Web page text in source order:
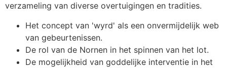
verzameling van diverse overtuigingen en tradities.
Het concept van 'wyrd' als een onvermijdelijk web
van gebeurtenissen.
De rol van de Nornen in het spinnen van het lot.
De mogelijkheid van goddelijke interventie in het